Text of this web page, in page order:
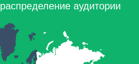
аудитории